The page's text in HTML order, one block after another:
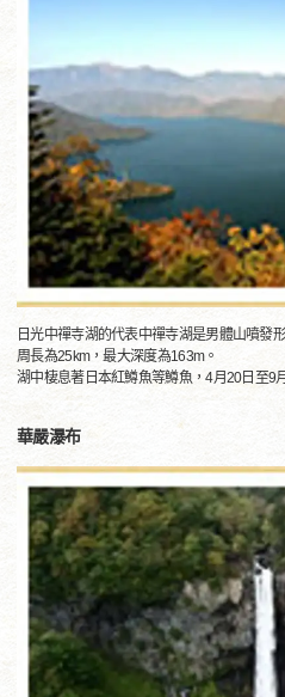
日光中禪寺湖的代表中禪寺湖是男體山噴發
周長為25km，最大深度為163m。
湖中棲息著日本紅鱒魚等鱒魚，4月20日至9
華嚴瀑布